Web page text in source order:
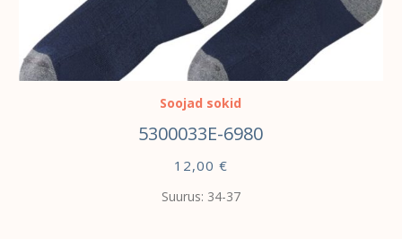
Soojad sokid
5300033E-6980
12,00 €
Suurus: 34-37